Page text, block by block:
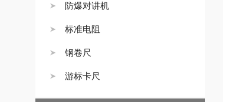
防爆对讲机
标准电阻
钢卷尺
游标卡尺